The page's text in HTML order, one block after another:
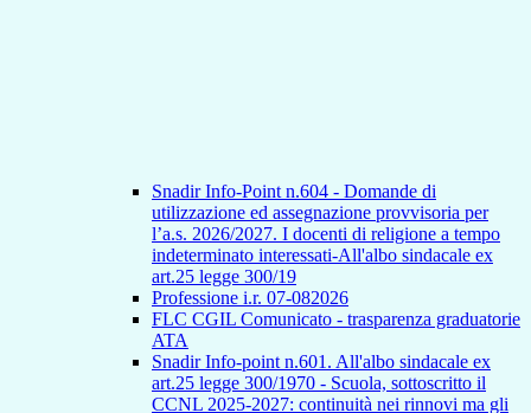
Snadir Info-Point n.604 - Domande di
utilizzazione ed assegnazione provvisoria per
l’a.s. 2026/2027. I docenti di religione a tempo
indeterminato interessati-All'albo sindacale ex
art.25 legge 300/19
Professione i.r. 07-082026
FLC CGIL Comunicato - trasparenza graduatorie
ATA
Snadir Info-point n.601. All'albo sindacale ex
art.25 legge 300/1970 - Scuola, sottoscritto il
CCNL 2025-2027: continuità nei rinnovi ma gli